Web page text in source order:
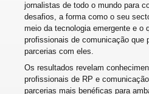
jornalistas de todo o mundo para
desafios, a forma como o seu
meio da tecnologia emergente e o
profissionais de comunicação que
parcerias com eles.
Os resultados revelam
profissionais de RP e
parcerias mais benéficas para